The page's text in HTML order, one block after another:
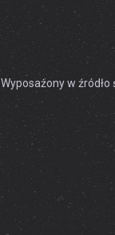
w źródło